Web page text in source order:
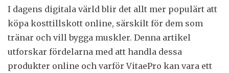
I dagens digitala värld blir det allt mer populärt att
köpa kosttillskott online, särskilt för dem som
tränar och vill bygga muskler. Denna artikel
utforskar fördelarna med att handla dessa
produkter online och varför VitaePro kan vara ett